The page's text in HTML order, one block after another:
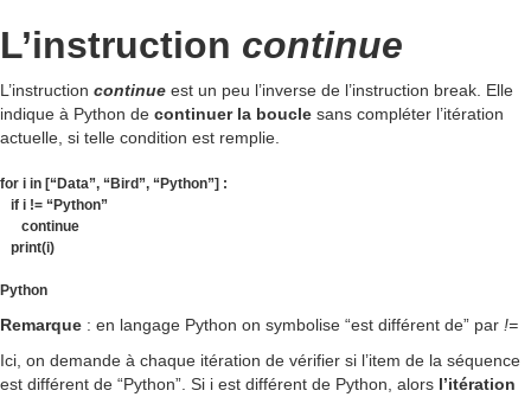
L’instruction continue
L’instruction continue est un peu l’inverse de l’instruction break. Elle
indique à Python de continuer la boucle sans compléter l’itération
actuelle, si telle condition est remplie.
for i in [“Data”, “Bird”, “Python”] :
if i != “Python”
continue
print(i)
Python
Remarque : en langage Python on symbolise “est différent de” par !=
Ici, on demande à chaque itération de vérifier si l’item de la séquence
est différent de “Python”. Si i est différent de Python, alors l’itération